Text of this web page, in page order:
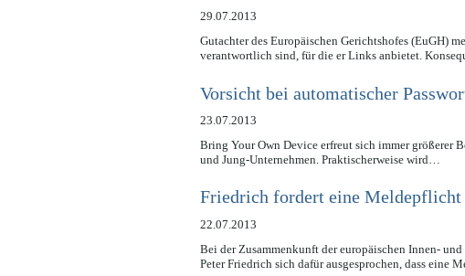
29.07.2013
Gutachter des Europäischen Gerichtshofes (EuGH)
verantwortlich sind, für die er Links anbietet.
Vorsicht bei automatischer
23.07.2013
Bring Your Own Device erfreut sich immer größerer
und Jung-Unternehmen. Praktischerweise wird…
Friedrich fordert eine Meldepflicht
22.07.2013
Bei der Zusammenkunft der europäischen Innen-
Peter Friedrich sich dafür ausgesprochen, dass eine